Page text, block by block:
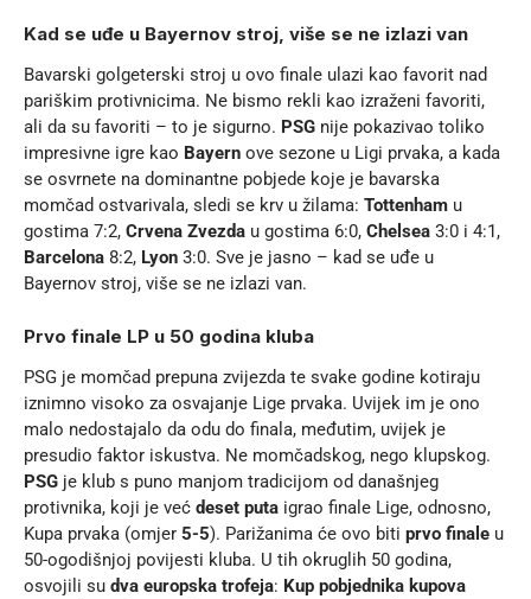
Kad se uđe u Bayernov stroj, više se ne izlazi van
Bavarski golgeterski stroj u ovo finale ulazi kao favorit nad
pariškim protivnicima. Ne bismo rekli kao izraženi favoriti,
ali da su favoriti – to je sigurno. PSG nije pokazivao toliko
impresivne igre kao Bayern ove sezone u Ligi prvaka, a kada
se osvrnete na dominantne pobjede koje je bavarska
momčad ostvarivala, sledi se krv u žilama: Tottenham u
gostima 7:2, Crvena Zvezda u gostima 6:0, Chelsea 3:0 i 4:1,
Barcelona 8:2, Lyon 3:0. Sve je jasno – kad se uđe u
Bayernov stroj, više se ne izlazi van.
Prvo finale LP u 50 godina kluba
PSG je momčad prepuna zvijezda te svake godine kotiraju
iznimno visoko za osvajanje Lige prvaka. Uvijek im je ono
malo nedostajalo da odu do finala, međutim, uvijek je
presudio faktor iskustva. Ne momčadskog, nego klupskog.
PSG je klub s puno manjom tradicijom od današnjeg
protivnika, koji je već deset puta igrao finale Lige, odnosno,
Kupa prvaka (omjer 5-5). Parižanima će ovo biti prvo finale u
50-ogodišnjoj povijesti kluba. U tih okruglih 50 godina,
osvojili su dva europska trofeja: Kup pobjednika kupova